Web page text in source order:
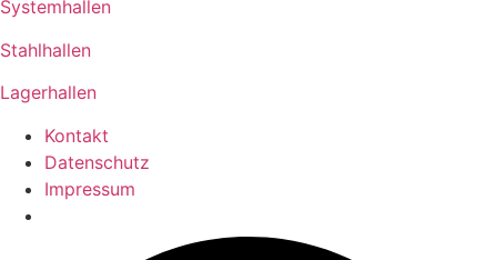
Systemhallen
Stahlhallen
Lagerhallen
Kontakt
Datenschutz
Impressum